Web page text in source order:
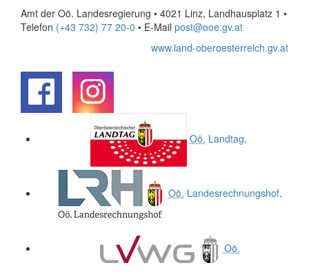
Amt der Oö. Landesregierung • 4021 Linz, Landhausplatz 1 •
Telefon (+43 732) 77 20-0 • E-Mail post@ooe.gv.at
www.land-oberoesterreich.gv.at
Oö. Landtag.
Oö. Landesrechnungshof.
Oö.